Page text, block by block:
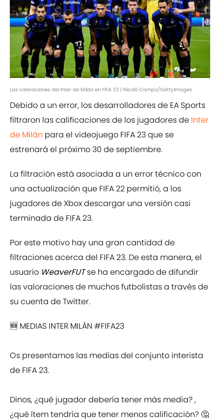
Las valoraciones del Inter de Milán en FIFA 23 | Nicolò Campo/GettyImages
Debido a un error, los desarrolladores de EA Sports
filtraron las calificaciones de los jugadores de Inter
de Milán para el videojuego FIFA 23 que se
estrenará el próximo 30 de septiembre.
La filtración está asociada a un error técnico con
una actualización que FIFA 22 permitió, a los
jugadores de Xbox descargar una versión casi
terminada de FIFA 23.
Por este motivo hay una gran cantidad de
filtraciones acerca del FIFA 23. De esta manera, el
usuario WeaverFUTse ha encargado de difundir
las valoraciones de muchos futbolistas a través de
su cuenta de Twitter.
🆕 MEDIAS INTER MILÁN #FIFA23
Os presentamos las medias del conjunto interista
de FIFA 23.
Dinos, ¿qué jugador debería tener más media? ,
¿qué ítem tendría que tener menos calificación? 🤔